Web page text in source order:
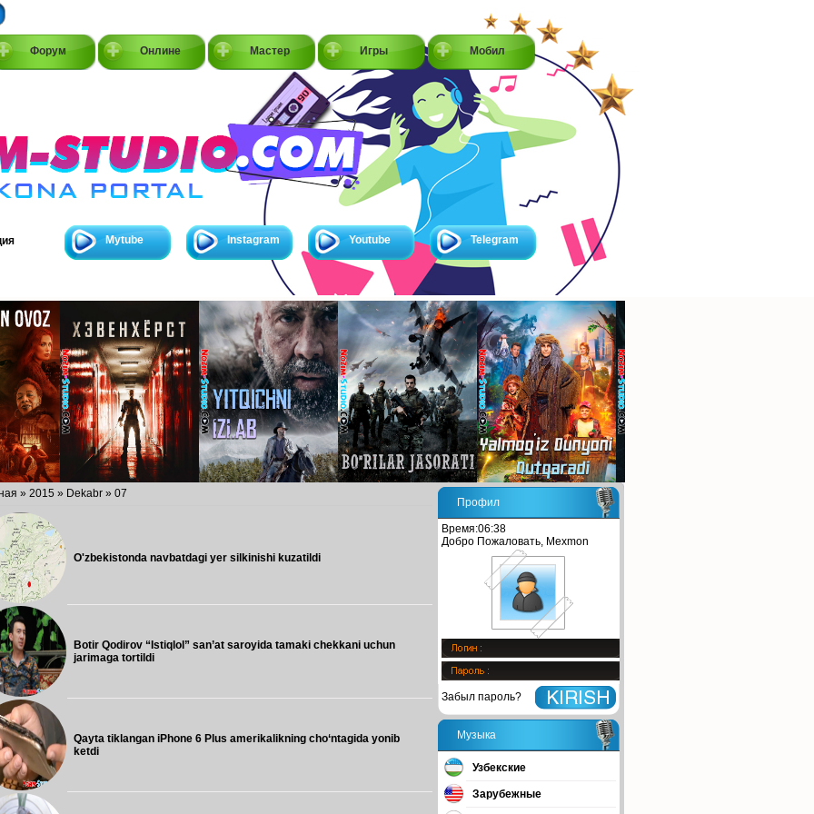
Форум Онлине Мастер Игры Мобил
Mytube Instagram Youtube Telegram
» 2015 » Dekabr » 07
O'zbekistonda navbatdagi yer silkinishi kuzatildi
Botir Qodirov “Istiqlol” san’at saroyida tamaki chekkani uchun
jarimaga tortildi
Qayta tiklangan iPhone 6 Plus amerikalikning cho‘ntagida yonib
ketdi
Профил
Время:06:38
Добро Пожаловать, Mexmon
Забыл пароль?
Музыка
Узбекские
Зарубежные